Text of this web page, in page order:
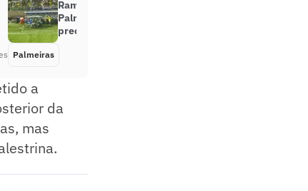
Ramón Sosa, atacante do
Palmeiras, sai lesionado e vira
preocupação às vésperas da Copa
Palmeiras
a
da
mas